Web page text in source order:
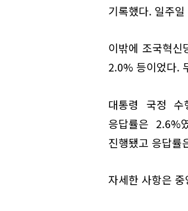
기록했다. 일주
이밖에 조국혁
2.0% 등이었다.
대통령 국정 수
응답률은 2.6%
진행됐고 응답률
자세한 사항은